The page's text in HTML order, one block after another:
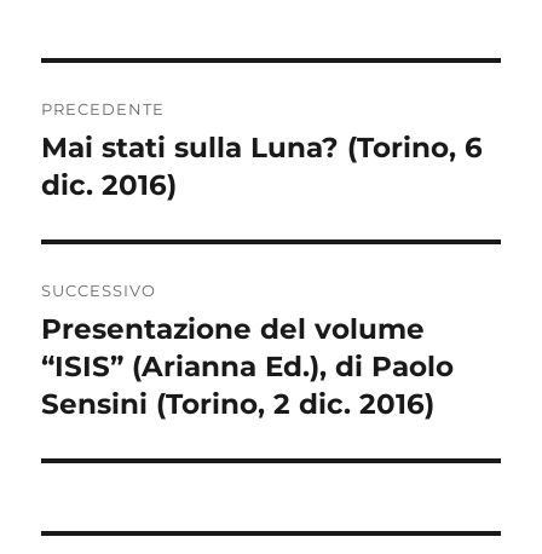
articoli
PRECEDENTE
Articolo
precedente:
Mai stati sulla Luna? (Torino, 6
dic. 2016)
SUCCESSIVO
Articolo
successivo:
Presentazione del volume
“ISIS” (Arianna Ed.), di Paolo
Sensini (Torino, 2 dic. 2016)